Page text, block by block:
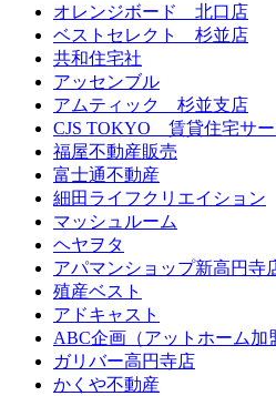
オレンジボード 北口店
ベストセレクト 杉並店
共和住宅社
アッセンブル
アムティック 杉並支店
CJS TOKYO 賃貸住宅サ
福屋不動産販売
富士通不動産
細田ライフクリエイション
マッシュルーム
ヘヤヲタ
アパマンショップ新高円寺
殖産ベスト
アドキャスト
ABC企画（アットホーム加
ガリバー高円寺店
かくや不動産